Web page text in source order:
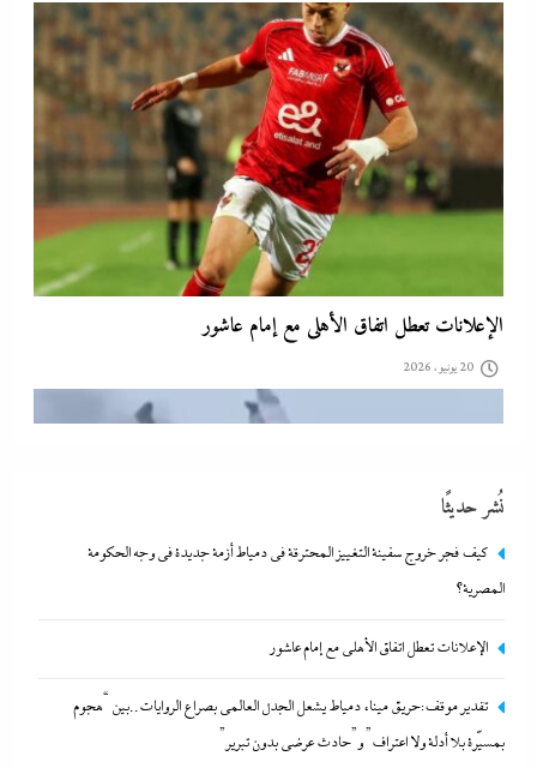
الإعلانات تعطل اتفاق الأهلى مع إمام عاشور
20 يونيو، 2026
تقدير موقف:حريق ميناء دمياط يشعل الجدل العالمي بصراع
الروايات..بين “هجوم بمسيّرة بلا أدلة ولا اعتراف” و”حادث عرضي
نُشر حديثًا
كيف فجر خروج سفينة التغييز المحترقة في دمياط أزمة جديدة في وجه الحكومة
المصرية؟
الإعلانات تعطل اتفاق الأهلى مع إمام عاشور
تقدير موقف:حريق ميناء دمياط يشعل الجدل العالمي بصراع الروايات..بين “هجوم
بمسيّرة بلا أدلة ولا اعتراف” و”حادث عرضي بدون تبرير”